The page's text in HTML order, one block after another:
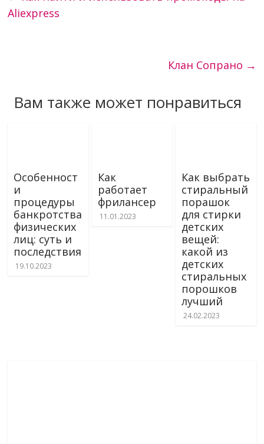
Aliexpress
Клан Сопрано →
Вам также может понравиться
Особенност
и
процедуры
банкротства
физических
лиц: суть и
последствия
19.10.2023
Как
работает
фрилансер
11.01.2023
Как выбрать
стиральный
порашок
для стирки
детских
вещей:
какой из
детских
стиральных
порошков
лучший
24.02.2023